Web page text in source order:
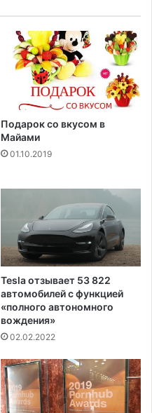
Подарок со вкусом в
Майами
01.10.2019
Tesla отзывает 53 822
автомобилей с функцией
«полного автономного
вождения»
02.02.2022